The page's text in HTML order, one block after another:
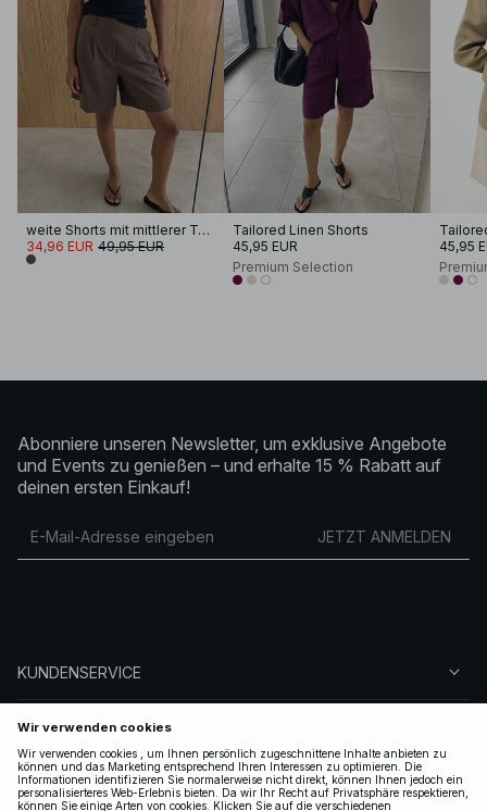
weite Shorts mit mittlerer Taille
34,96 EUR 49,95 EUR
Tailored Linen Shorts
45,95 EUR
Premium Selection
45,95
Abonniere unseren Newsletter, um exklusive Angebote
und Events zu genießen – und erhalte 15 % Rabatt auf
deinen ersten Einkauf!
JETZT ANMELDEN
KUNDENSERVICE
ÜBER NA-KD
FOLGEN SIE UNS